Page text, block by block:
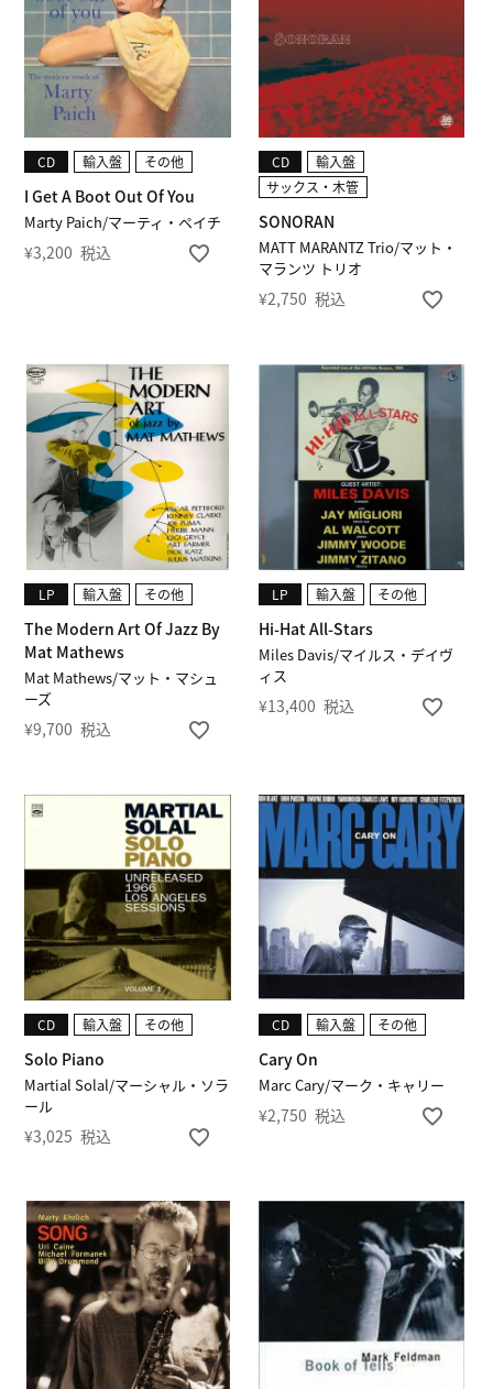
Marty Paich/マーティ・ペイチ
I Get A Boot Out Of You
CD 輸入盤 その他
¥3,200 税込
MATT MARANTZ Trio/マット・
マランツ トリオ
SONORAN
CD
輸入盤
サックス・木管
¥2,750 税込
Mat Mathews/マット・マシュ
ーズ
The Modern Art Of Jazz By
Mat Mathews
LP 輸入盤 その他
¥9,700 税込
Miles Davis/マイルス・デイヴ
ィス
Hi-Hat All-Stars
LP 輸入盤 その他
¥13,400 税込
Martial Solal/マーシャル・ソラ
ール
Solo Piano
CD 輸入盤 その他
¥3,025 税込
Marc Cary/マーク・キャリー
Cary On
CD 輸入盤 その他
¥2,750 税込